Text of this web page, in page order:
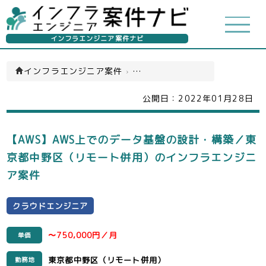
インフラエンジニア案件ナビ
インフラエンジニア案件 › クラウドエンジニア(一覧)
公開日： 2022年01月28日
【AWS】AWS上でのデータ基盤の設計・構築／東
京都中野区（リモート併用）のインフラエンジニ
ア案件
クラウドエンジニア
単価 〜750,000円／月
勤務地 東京都中野区（リモート併用）